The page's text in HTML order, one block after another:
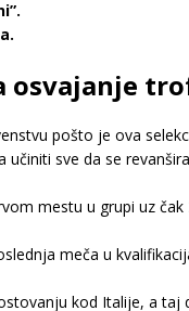
osvajanje
pošto je ova
sve da se
mestu u grupi uz
meča u
kod Italije, a taj